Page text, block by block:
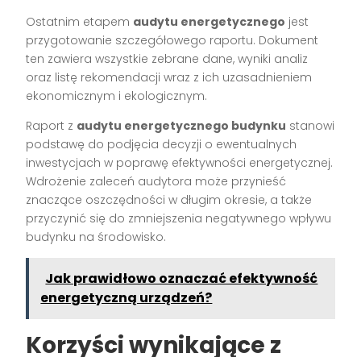
Ostatnim etapem audytu energetycznego jest
przygotowanie szczegółowego raportu. Dokument
ten zawiera wszystkie zebrane dane, wyniki analiz
oraz listę rekomendacji wraz z ich uzasadnieniem
ekonomicznym i ekologicznym.
Raport z audytu energetycznego budynku stanowi
podstawę do podjęcia decyzji o ewentualnych
inwestycjach w poprawę efektywności energetycznej.
Wdrożenie zaleceń audytora może przynieść
znaczące oszczędności w długim okresie, a także
przyczynić się do zmniejszenia negatywnego wpływu
budynku na środowisko.
Jak prawidłowo oznaczać efektywność
energetyczną urządzeń?
Korzyści wynikające z